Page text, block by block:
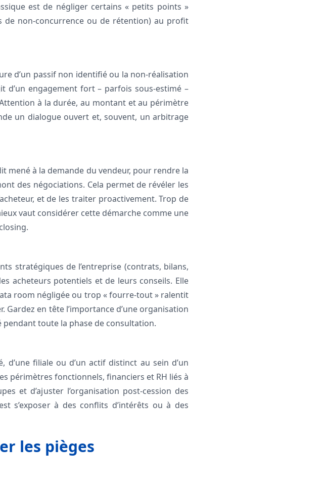
est de négliger certains « petits points »
de non-concurrence ou de rétention) au profit
d’un passif non identifié ou la non-réalisation
d’un engagement fort – parfois sous-estimé –
à la durée, au montant et au périmètre
un dialogue ouvert et, souvent, un arbitrage
mené à la demande du vendeur, pour rendre la
des négociations. Cela permet de révéler les
et de les traiter proactivement. Trop de
vaut considérer cette démarche comme une
stratégiques de l’entreprise (contrats, bilans,
acheteurs potentiels et de leurs conseils. Elle
room négligée ou trop « fourre-tout » ralentit
Gardez en tête l’importance d’une organisation
pendant toute la phase de consultation.
d’une filiale ou d’un actif distinct au sein d’un
périmètres fonctionnels, financiers et RH liés à
et d’ajuster l’organisation post-cession des
s’exposer à des conflits d’intérêts ou à des
les pièges